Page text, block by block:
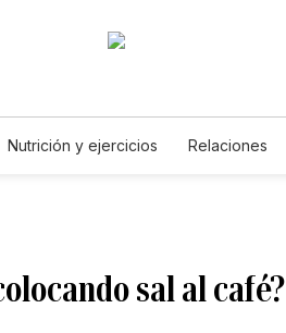
Nutrición y ejercicios Relaciones
sal al café?